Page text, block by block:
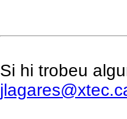
Si hi trobeu